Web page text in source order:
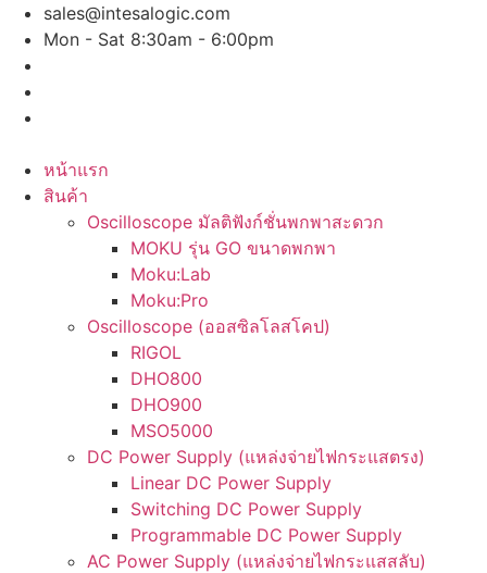
Skip
content
sales@intesalogic.com
Mon - Sat 8:30am - 6:00pm
หน้าแรก
สินค้า
Oscilloscope มัลติฟังก์ชั่นพกพาสะดวก
MOKU รุ่น GO ขนาดพกพา
Moku:Lab
Moku:Pro
Oscilloscope (ออสซิลโลสโคป)
RIGOL
DHO800
DHO900
MSO5000
DC Power Supply (แหล่งจ่ายไฟกระแสตรง)
Linear DC Power Supply
Switching DC Power Supply
Programmable DC Power Supply
AC Power Supply (แหล่งจ่ายไฟกระแสสลับ)